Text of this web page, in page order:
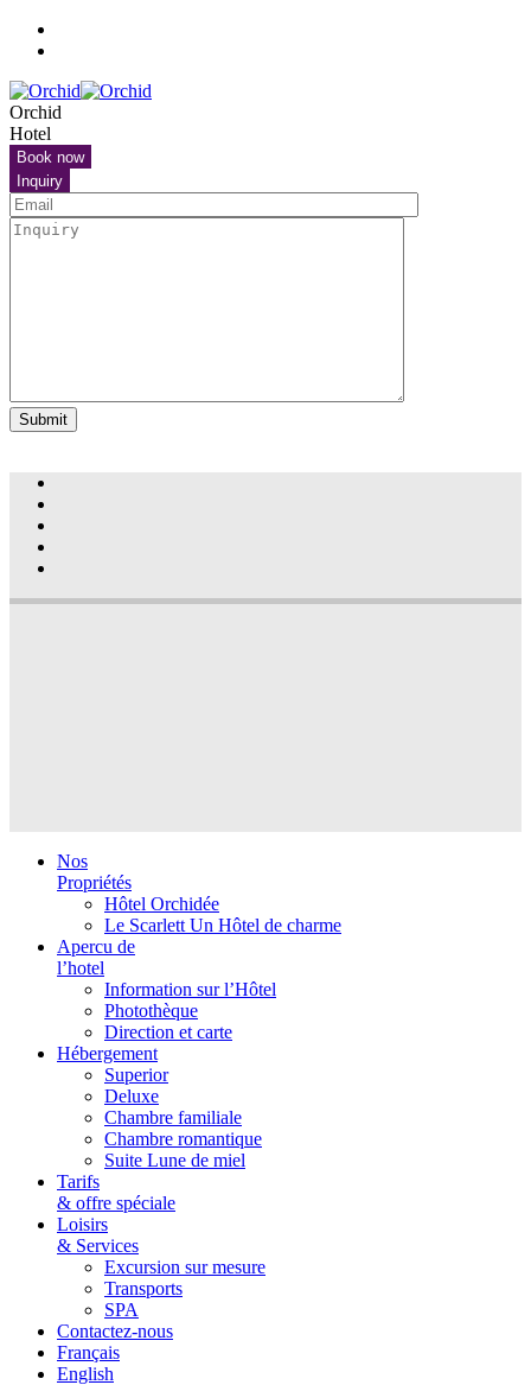
Orchid
Hotel
Book now
Inquiry
Nos
Propriétés
Hôtel Orchidée
Le Scarlett Un Hôtel de charme
Apercu de
l’hotel
Information sur l’Hôtel
Photothèque
Direction et carte
Hébergement
Superior
Deluxe
Chambre familiale
Chambre romantique
Suite Lune de miel
Tarifs
& offre spéciale
Loisirs
& Services
Excursion sur mesure
Transports
SPA
Contactez-nous
Français
English